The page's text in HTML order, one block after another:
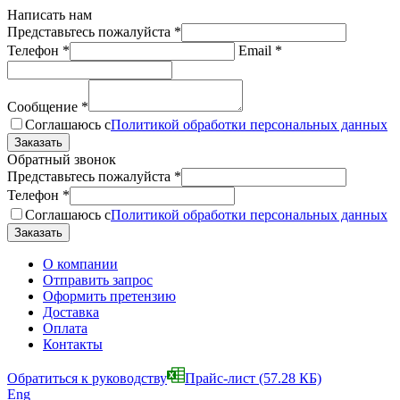
Написать нам
Представьтесь пожалуйста *
Телефон * Email *
Сообщение *
Соглашаюсь сПолитикой обработки персональных данных
Обратный звонок
Представьтесь пожалуйста *
Телефон *
Соглашаюсь сПолитикой обработки персональных данных
О компании
Отправить запрос
Оформить претензию
Доставка
Оплата
Контакты
Обратиться к руководству Прайс-лист (57.28 КБ)
Eng